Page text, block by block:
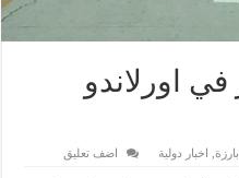
اورلاندو
اخبار دولية اضف تعليق